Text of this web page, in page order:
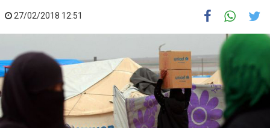
27/02/2018 12:51